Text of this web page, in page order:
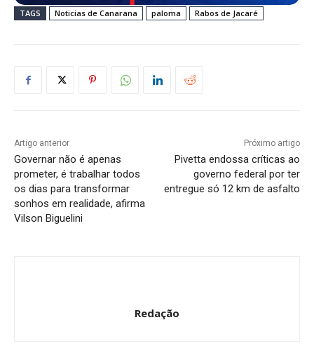
TAGS Noticias de Canarana paloma Rabos de Jacaré
Artigo anterior
Governar não é apenas
prometer, é trabalhar todos
os dias para transformar
sonhos em realidade, afirma
Vilson Biguelini
Próximo artigo
Pivetta endossa críticas ao
governo federal por ter
entregue só 12 km de asfalto
Redação